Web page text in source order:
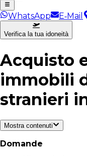
WhatsApp E‑Mail
Verifica la tua idoneità
Acquisto
immobili
stranieri
Mostra contenuti
Domande